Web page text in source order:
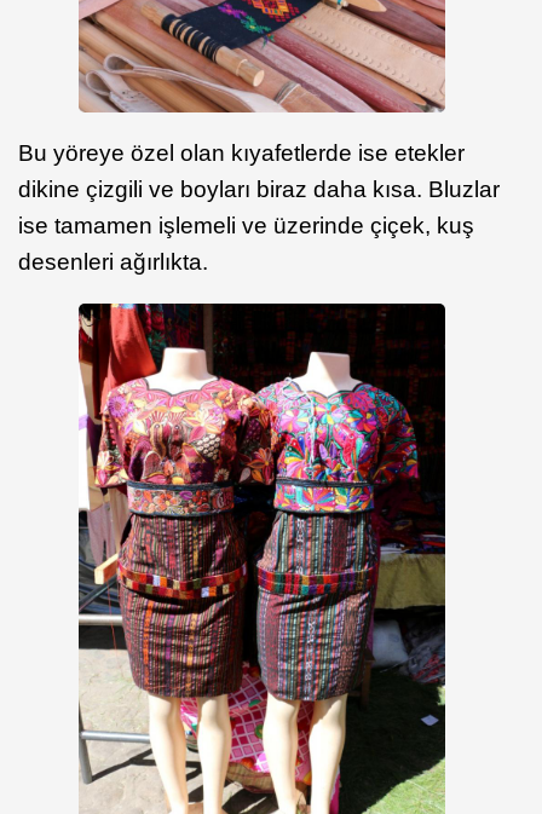
Bu yöreye özel olan kıyafetlerde ise etekler
dikine çizgili ve boyları biraz daha kısa. Bluzlar
ise tamamen işlemeli ve üzerinde çiçek, kuş
desenleri ağırlıkta.